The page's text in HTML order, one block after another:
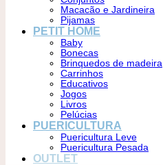
Macacão e Jardineira
Pijamas
PETIT HOME
Baby
Bonecas
Brinquedos de madeira
Carrinhos
Educativos
Jogos
Livros
Pelúcias
PUERICULTURA
Puericultura Leve
Puericultura Pesada
OUTLET